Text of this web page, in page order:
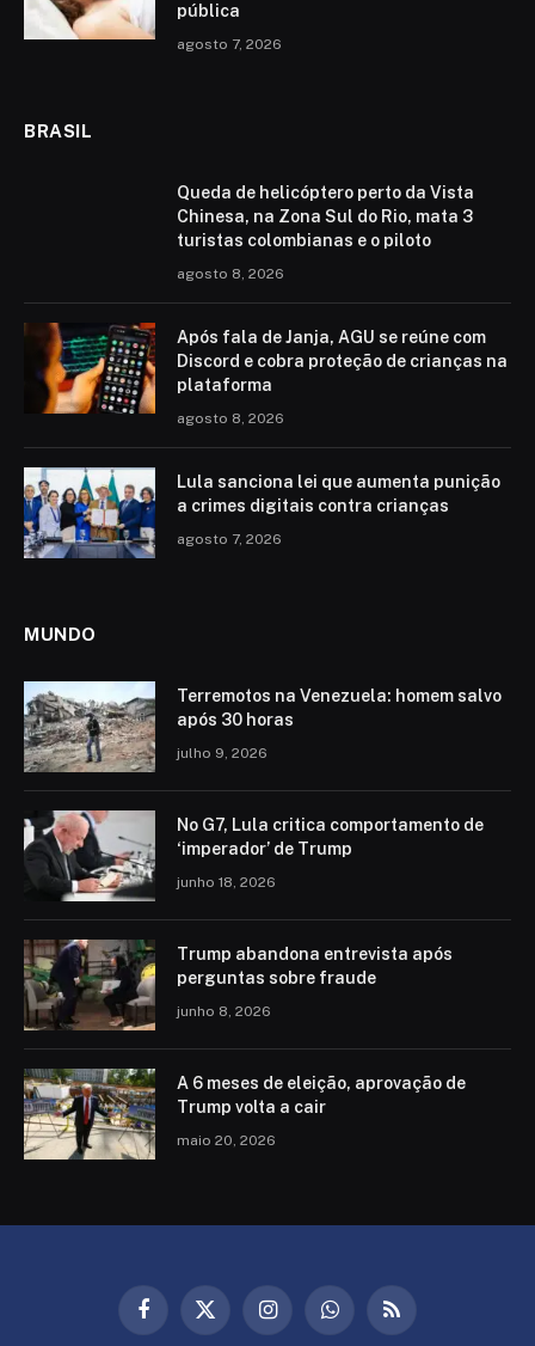
pública
agosto 7, 2026
BRASIL
Queda de helicóptero perto da Vista
Chinesa, na Zona Sul do Rio, mata 3
turistas colombianas e o piloto
agosto 8, 2026
Após fala de Janja, AGU se reúne com
Discord e cobra proteção de crianças na
plataforma
agosto 8, 2026
Lula sanciona lei que aumenta punição
a crimes digitais contra crianças
agosto 7, 2026
MUNDO
Terremotos na Venezuela: homem salvo
após 30 horas
julho 9, 2026
No G7, Lula critica comportamento de
‘imperador’ de Trump
junho 18, 2026
Trump abandona entrevista após
perguntas sobre fraude
junho 8, 2026
A 6 meses de eleição, aprovação de
Trump volta a cair
maio 20, 2026
Facebook
X
InstagramWhatsAppRSS